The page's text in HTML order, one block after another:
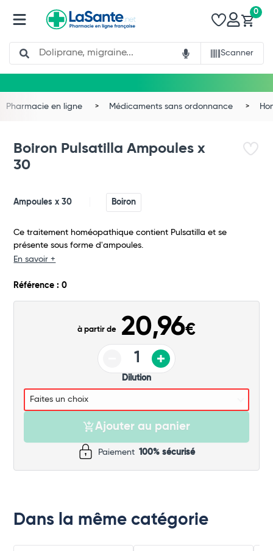
Search
Scanner
0
Total
Pharmacie en ligne Médicaments sans ordonnance
Boiron Pulsatilla Ampoules x
30
Ampoules x 30 Boiron
Ce traitement homéopathique contient Pulsatilla et se
présente sous forme d'ampoules.
En savoir +
Référence : 0
à partir de 20,96€
Dilution
Ajouter au panier
Paiement 100% sécurisé
Dans la même catégorie